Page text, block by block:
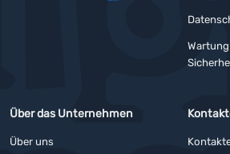
Über das Unternehmen
Über uns